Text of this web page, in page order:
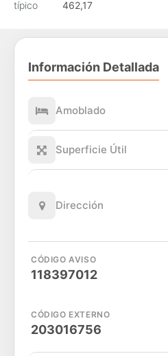
típico
462,17
Información Detallada
Amoblado
Superficie Útil
Dirección
CÓDIGO AVISO
118397012
CÓDIGO EXTERNO
203016756